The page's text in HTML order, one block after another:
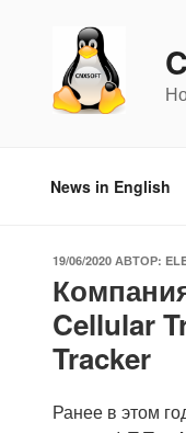
содержимому
News in English
ОПУБЛИКОВАНО
19/06/2020 АВТОР:
Cellular
Tracker
Ранее в этом